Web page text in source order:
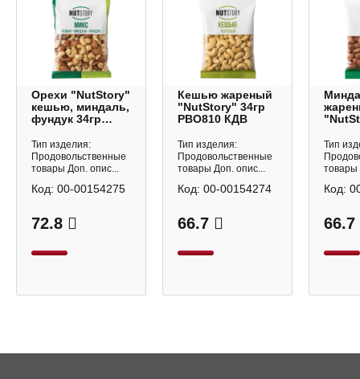
Орехи "NutStory"
кешью, миндаль,
фундук 34гр
Тип изделия:
Продовольственные
товары Доп. опис...
72.8
Код: 00-00154275
Кешью жареный
"NutStory" 34гр
РВО810 КДВ
Тип изделия:
Продовольственные
товары Доп. опис...
66.7
Код: 00-00154274
Тип
товары
66.7
Код: